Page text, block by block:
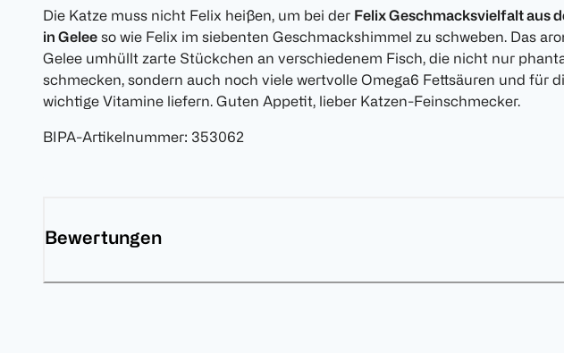
Die Katze muss nicht Felix heißen, um bei der Felix Geschmacksvielfalt aus
in Gelee so wie Felix im siebenten Geschmackshimmel zu schweben. Das
Gelee umhüllt zarte Stückchen an verschiedenem Fisch, die nicht nur
schmecken, sondern auch noch viele wertvolle Omega6 Fettsäuren und für
wichtige Vitamine liefern. Guten Appetit, lieber Katzen-Feinschmecker.
BIPA-Artikelnummer: 353062
Bewertungen